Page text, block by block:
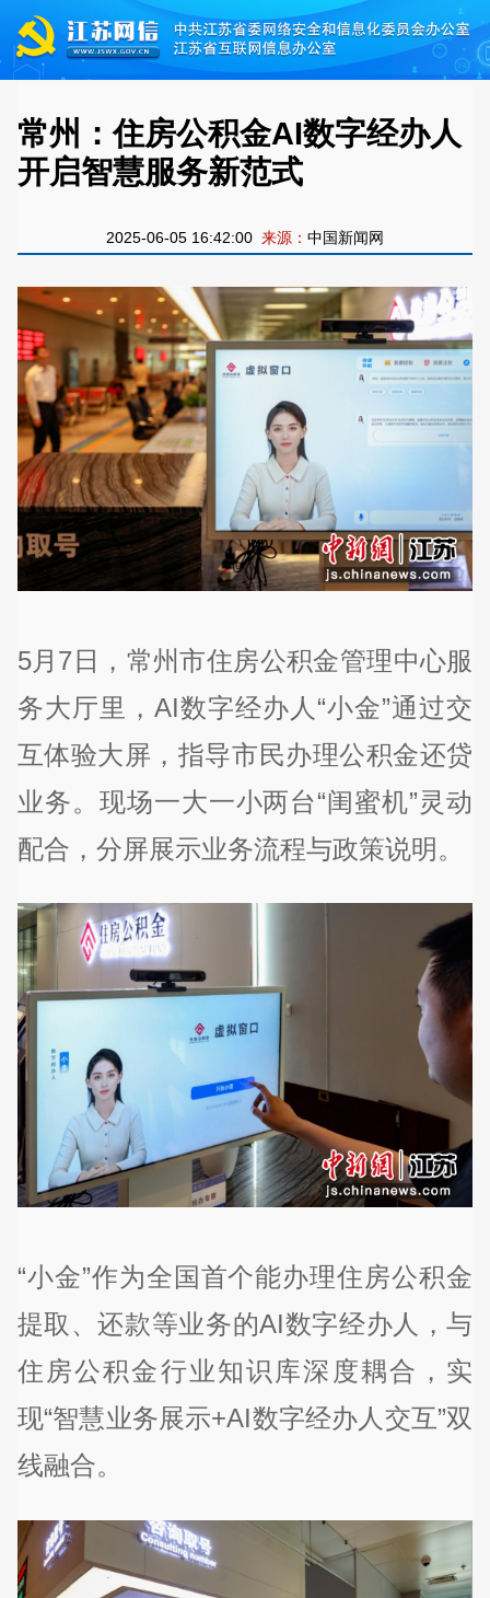
常州：住房公积金AI数字经办人
开启智慧服务新范式
2025-06-05 16:42:00 来源： 中国新闻网
5月7日，常州市住房公积金管理中心服
务大厅里，AI数字经办人“小金”通过交
互体验大屏，指导市民办理公积金还贷
业务。现场一大一小两台“闺蜜机”灵动
配合，分屏展示业务流程与政策说明。
“小金”作为全国首个能办理住房公积金
提取、还款等业务的AI数字经办人，与
住房公积金行业知识库深度耦合，实
现“智慧业务展示+AI数字经办人交互”双
线融合。